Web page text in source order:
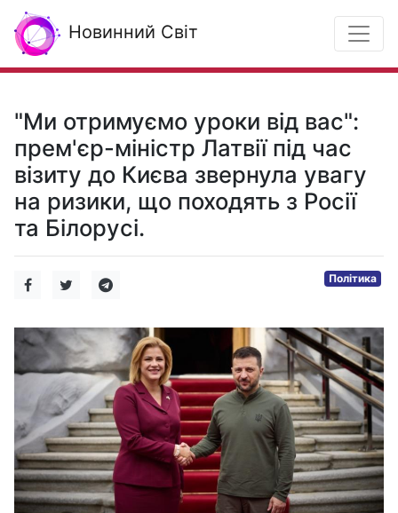
Новинний Світ
"Ми отримуємо уроки від вас":
прем'єр-міністр Латвії під час
візиту до Києва звернула увагу
на ризики, що походять з Росії
та Білорусі.
Політика